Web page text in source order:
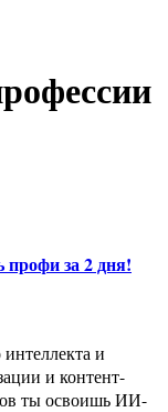
профи за 2 дня!
и контент-
ты освоишь ИИ-